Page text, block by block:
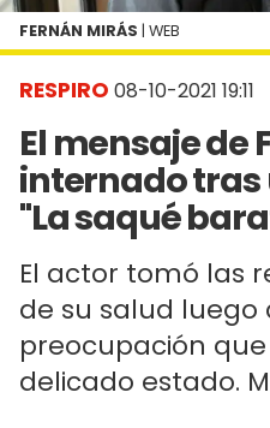
RESPIRO 08-10-2021 19:11
El mensaje de
internado
"La saqué
El actor tomó las
de su salud luego
preocupación
delicado estado.
FERNÁN MIRÁS | WEB